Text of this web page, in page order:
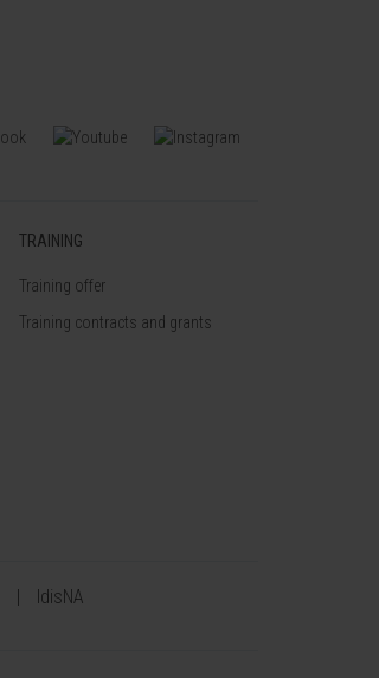
TRAINING
Training offer
Training contracts and grants
IdisNA